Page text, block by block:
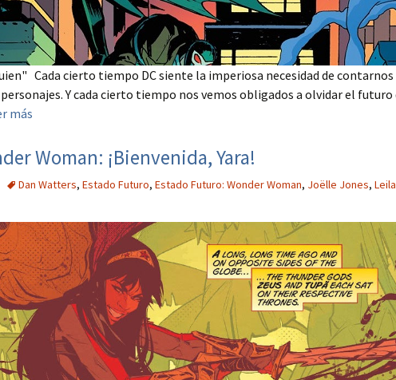
Cada cierto tiempo DC siente la imperiosa necesidad de contarnos
Y cada cierto tiempo nos vemos obligados a olvidar el futuro
más
Woman: ¡Bienvenida, Yara!
Dan Watters, Estado Futuro, Estado Futuro: Wonder Woman, Joëlle Jones,